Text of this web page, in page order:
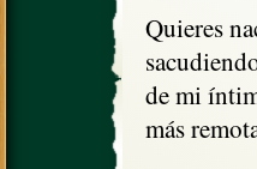
Quieres
de mi
más